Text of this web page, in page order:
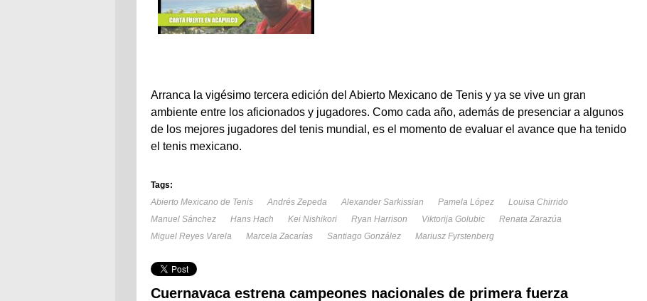
Arranca la vigésimo tercera edición del Abierto Mexicano de Tenis y ya se vive un gran
ambiente entre los aficionados y jugadores. Como cada año, además de presenciar a algunos
de los mejores jugadores del tenis mundial, es el momento de evaluar el avance que ha tenido
el tenis mexicano.
Tags:
Abierto Mexicano de Tenis
Andrés Zepeda Alexander Sarkissian Pamela López
Louisa Chirrido
Manuel Sánchez
Hans Hach Kei Nishikori Ryan Harrison Viktorija Golubic
Renata Zarazúa
Miguel Reyes Varela
Marcela Zacarías Santiago González Mariusz Fyrstenberg
Cuernavaca estrena campeones nacionales de primera fuerza